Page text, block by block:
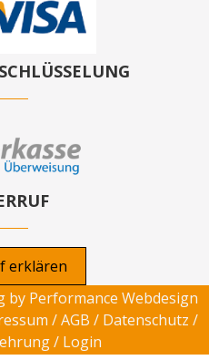
erklären
by Performance Webdesign
/AGB / Datenschutz /
/ Login